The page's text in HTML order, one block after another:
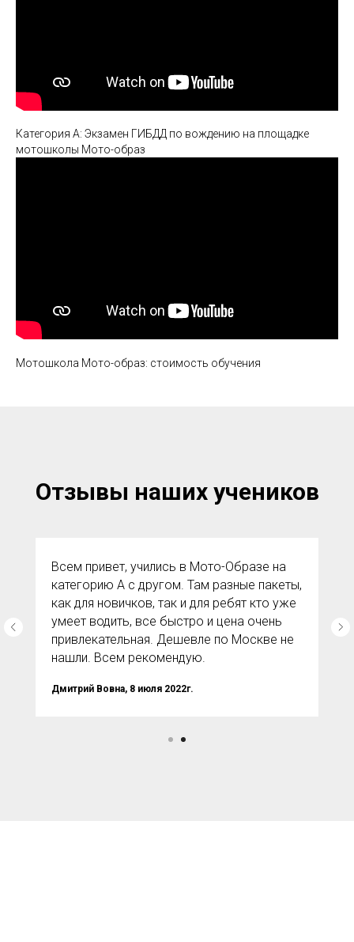
Категория А: Экзамен ГИБДД по вождению на площадке
мотошколы Мото-образ
Мотошкола Мото-образ: стоимость обучения
Отзывы наших учеников
Всем привет, учились в Мото-Образе на
категорию А с другом. Там разные пакеты,
как для новичков, так и для ребят кто уже
умеет водить, все быстро и цена очень
привлекательная. Дешевле по Москве не
нашли. Всем рекомендую.
Дмитрий Вовна, 8 июля 2022г.